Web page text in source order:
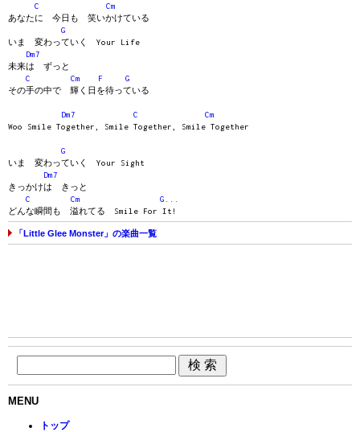
C
Cm
あなたに 今日も 笑いかけている
G
いま 変わっていく Your Life
Dm7
未来は ずっと
C
Cm F
G
その手の中で 輝く日を待っている
Dm7 C
Cm
Woo Smile Together, Smile Together, Smile Together
G
いま 変わっていく Your Sight
Dm7
きっかけは きっと
C
Cm G
どんな瞬間も 溢れてる Smile For It!
「Little Glee Monster」の楽曲一覧
MENU
トップ